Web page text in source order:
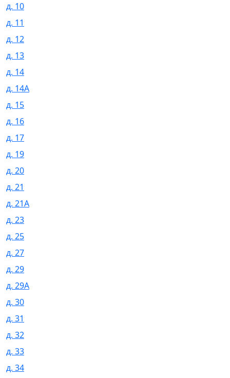
д. 10
д. 11
д. 12
д. 13
д. 14
д. 14А
д. 15
д. 16
д. 17
д. 19
д. 20
д. 21
д. 21А
д. 23
д. 25
д. 27
д. 29
д. 29А
д. 30
д. 31
д. 32
д. 33
д. 34